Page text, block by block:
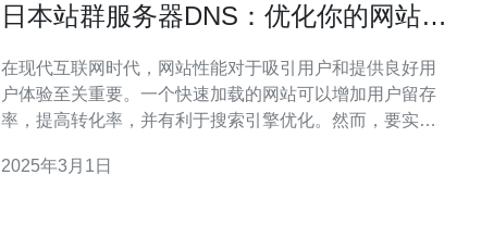
日本站群服务器DNS：优化你的网站性
在现代互联网时代，网站性能对于吸引用户和提供良好用
户体验至关重要。一个快速加载的网站可以增加用户留存
率，提高转化率，并有利于搜索引擎优化。然而，要实现
系统）。 DNS是一个将域名转换为IP地址的系统，使得用
2025年3月1日